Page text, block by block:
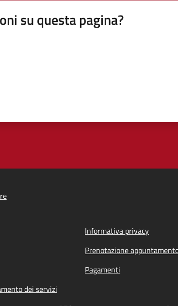
su questa pagina?
Informativa privacy
Prenotazione
Pagamenti
dei servizi